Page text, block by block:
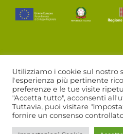
©2021 Land snc | P.IVA
Privacy
Utilizziamo i cookie sul nostro
l'esperienza più pertinente
preferenze e le tue visite
"Accetta tutto", acconsenti
Tuttavia, puoi visitare
fornire un consenso